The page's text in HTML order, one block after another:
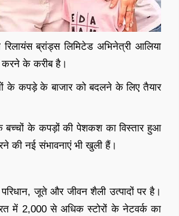
ब्रांड्स लिमिटेड अभिनेत्री आलिया
के करीब है।
के कपड़े के बाजार को बदलने के लिए तैयार
के बच्चों के कपड़ों की पेशकश का विस्तार हुआ
की नई संभावनाएं भी खुली हैं।
जूते और जीवन शैली उत्पादों पर है।
में 2,000 से अधिक स्टोरों के नेटवर्क का